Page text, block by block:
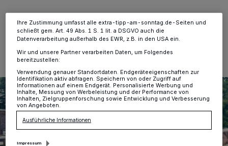
18.06.2024 , 12:16 Uhr Eine Minute Lesezeit
Ihre Zustimmung umfasst alle extra-tipp-am-sonntag.de-Seiten und
schließt gem. Art. 49 Abs. 1 S. 1 lit. a DSGVO auch die
Datenverarbeitung außerhalb des EWR, z.B. in den USA ein.
Wir und unsere Partner verarbeiten Daten, um Folgendes
bereitzustellen:
Verwendung genauer Standortdaten. Endgeräteeigenschaften zur
Identifikation aktiv abfragen. Speichern von oder Zugriff auf
Informationen auf einem Endgerät. Personalisierte Werbung und
Inhalte, Messung von Werbeleistung und der Performance von
Inhalten, Zielgruppenforschung sowie Entwicklung und Verbesserung
von Angeboten.
Ausführliche Informationen
Impressum